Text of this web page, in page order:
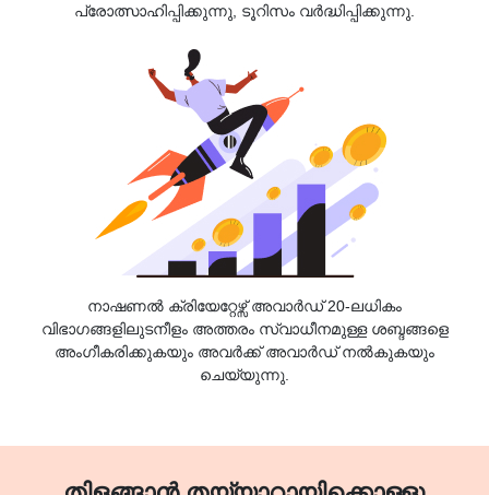
പ്രോത്സാഹിപ്പിക്കുന്നു, ടൂറിസം വർദ്ധിപ്പിക്കുന്നു.
നാഷണൽ ക്രിയേറ്റേഴ്സ് അവാർഡ് 20-ലധികം
വിഭാഗങ്ങളിലുടനീളം അത്തരം സ്വാധീനമുള്ള ശബ്ദങ്ങളെ
അംഗീകരിക്കുകയും അവർക്ക് അവാർഡ് നൽകുകയും
ചെയ്യുന്നു.